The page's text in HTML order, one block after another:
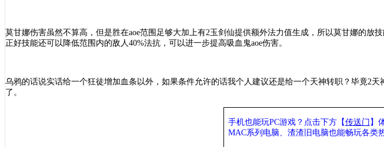
莫甘娜伤害虽然不算高，但是胜在aoe范围足够大加上有2玉剑仙提供额外法力值生成，所以莫甘娜的放
正好技能还可以降低范围内的敌人40%法抗，可以进一步提高吸血鬼aoe伤害。
乌鸦的话说实话给一个狂徒增加血条以外，如果条件允许的话我个人建议还是给一个天神转职？毕竟2天
了。
手机也能玩PC游戏？点击下方【传送门 】
MAC系列电脑、 渣渣旧电脑也能畅玩各类